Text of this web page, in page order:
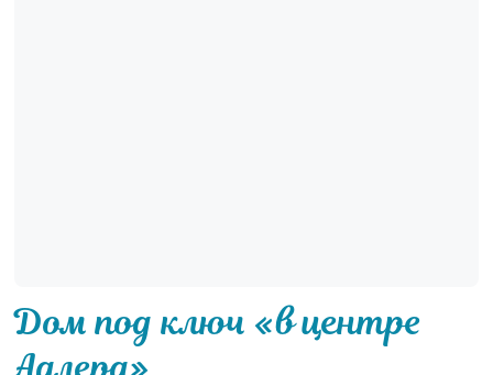
Дом под ключ «в центре